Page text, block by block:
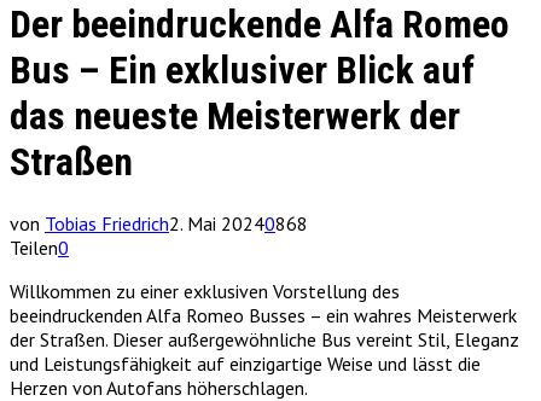
Der beeindruckende Alfa Romeo
Bus – Ein exklusiver Blick auf
das neueste Meisterwerk der
Straßen
von Tobias Friedrich2. Mai 20240868
Teilen0
Willkommen zu einer exklusiven Vorstellung des
beeindruckenden Alfa Romeo Busses – ein wahres Meisterwerk
der Straßen. Dieser außergewöhnliche Bus vereint Stil, Eleganz
und Leistungsfähigkeit auf einzigartige Weise und lässt die
Herzen von Autofans höherschlagen.